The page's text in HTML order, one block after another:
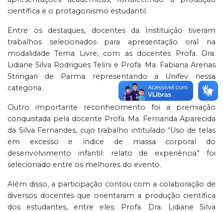
científica e o protagonismo estudantil.
Entre os destaques, docentes da Instituição tiveram
trabalhos selecionados para apresentação oral na
modalidade Tema Livre, com as docentes Profa. Dra.
Lidiane Silva Rodrigues Telini e Profa. Ma. Fabiana Arenas
Stringari de Parma representando a Unifev nessa
categoria.
Outro importante reconhecimento foi a premiação
conquistada pela docente Profa. Ma. Fernanda Aparecida
da Silva Fernandes, cujo trabalho intitulado “Uso de telas
em excesso e índice de massa corporal do
desenvolvimento infantil: relato de experiência” foi
selecionado entre os melhores do evento.
Além disso, a participação contou com a colaboração de
diversos docentes que orientaram a produção científica
dos estudantes, entre eles: Profa. Dra. Lidiane Silva